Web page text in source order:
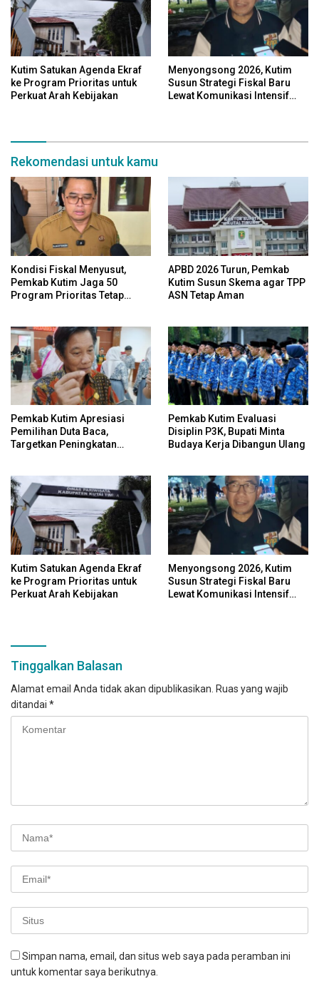
Kutim Satukan Agenda Ekraf
ke Program Prioritas untuk
Perkuat Arah Kebijakan
Menyongsong 2026, Kutim
Susun Strategi Fiskal Baru
Lewat Komunikasi Intensif
Rekomendasi untuk kamu
Kondisi Fiskal Menyusut,
Pemkab Kutim Jaga 50
Program Prioritas Tetap
APBD 2026 Turun, Pemkab
Kutim Susun Skema agar TPP
ASN Tetap Aman
Pemkab Kutim Apresiasi
Pemilihan Duta Baca,
Targetkan Peningkatan
Pemkab Kutim Evaluasi
Disiplin P3K, Bupati Minta
Budaya Kerja Dibangun Ulang
Kutim Satukan Agenda Ekraf
ke Program Prioritas untuk
Perkuat Arah Kebijakan
Menyongsong 2026, Kutim
Susun Strategi Fiskal Baru
Lewat Komunikasi Intensif
Tinggalkan Balasan
Alamat email Anda tidak akan dipublikasikan. Ruas yang wajib
ditandai *
Simpan nama, email, dan situs web saya pada peramban ini
untuk komentar saya berikutnya.